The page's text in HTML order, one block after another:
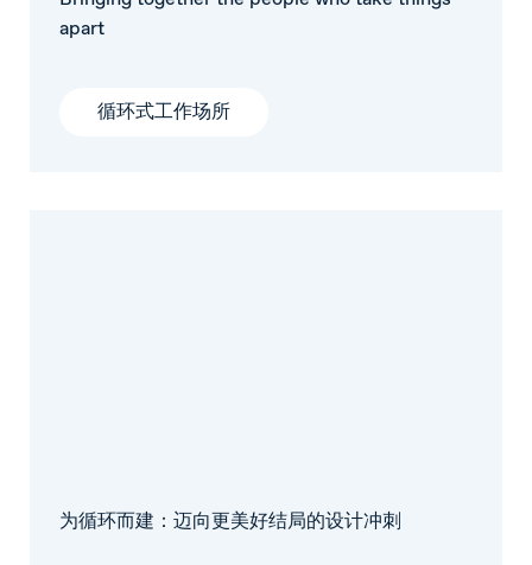
apart
循环式工作场所
为循环而建：迈向更美好结局的设计冲刺